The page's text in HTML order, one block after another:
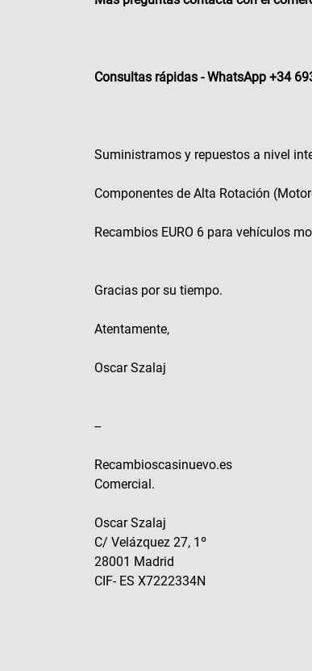
Consultas rápidas - WhatsApp +34
Suministramos y repuestos a nivel
Componentes de Alta Rotación
Recambios EURO 6 para vehículos
Gracias por su tiempo.
Atentamente,
Oscar Szalaj
--
Recambioscasinuevo.es
Comercial.
Oscar Szalaj
C/ Velázquez 27, 1º
28001 Madrid
CIF- ES X7222334N